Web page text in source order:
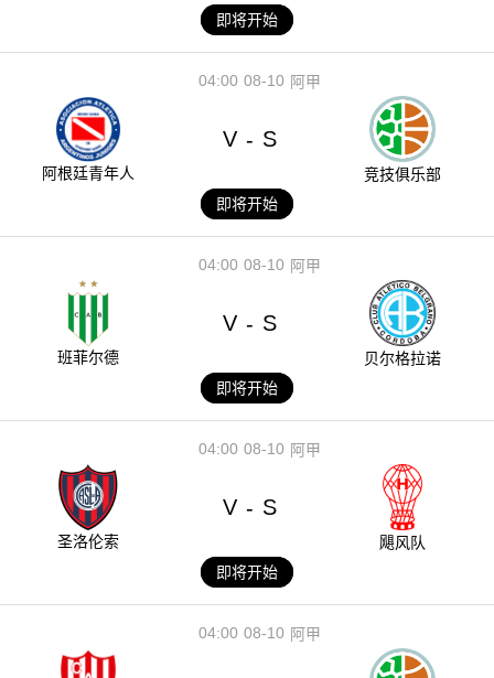
即将开始
08-10
04:00 阿甲
阿根廷青年人
V - S
竞技俱乐部
即将开始
08-10
04:00 阿甲
班菲尔德
V - S
贝尔格拉诺
即将开始
08-10
04:00 阿甲
圣洛伦索
V - S
飓风队
即将开始
08-10
04:00 阿甲